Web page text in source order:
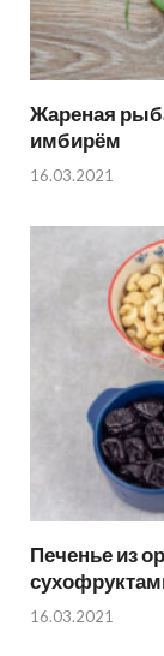
Жареная
имбирём
16.03.2021
Печенье из
16.03.2021